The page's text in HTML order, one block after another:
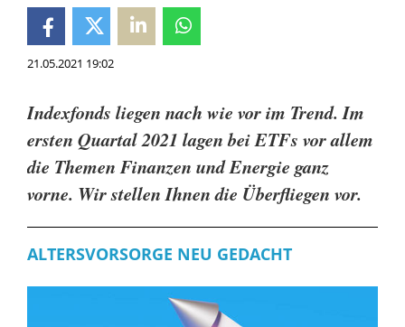
21.05.2021 19:02
Indexfonds liegen nach wie vor im Trend. Im
ersten Quartal 2021 lagen bei ETFs vor allem
die Themen Finanzen und Energie ganz
vorne. Wir stellen Ihnen die Überfliegen vor.
ALTERSVORSORGE NEU GEDACHT